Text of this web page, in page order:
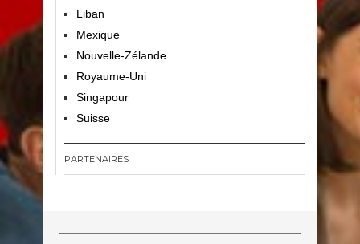
Liban
Mexique
Nouvelle-Zélande
Royaume-Uni
Singapour
Suisse
PARTENAIRES